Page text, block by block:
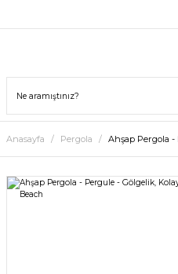
Anasayfa Pergola Ahşap Pergola